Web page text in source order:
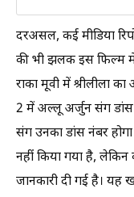
दरअसल, कई मीडिया
की भी झलक इस फिल्म
राका मूवी में श्रीलीला
2 में अल्लू अर्जुन संग डांस
संग उनका डांस नंबर
नहीं किया गया है, लेकिन
जानकारी दी गई है।